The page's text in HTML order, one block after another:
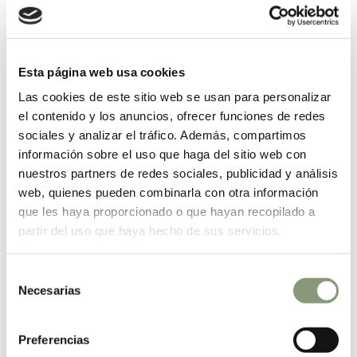
Esta página web usa cookies
Las cookies de este sitio web se usan para personalizar
el contenido y los anuncios, ofrecer funciones de redes
sociales y analizar el tráfico. Además, compartimos
información sobre el uso que haga del sitio web con
nuestros partners de redes sociales, publicidad y análisis
web, quienes pueden combinarla con otra información
que les haya proporcionado o que hayan recopilado a
partir del uso que haya hecho de sus servicios.
Necesarias
Preferencias
queconvierten los desechos en un recurso valioso
para la agricultura o la jardinería.
restaurantes y catering), estas máquinas son una
herramienta clave para reducir su huella ambiental y
gestionar los residuos de manera más responsable. Los
hogares también pueden beneficiarse, incorporando
prácticas de compostaje que no solo eliminan
desperdicios, sino que enriquecen el suelo del jardín o
huerto urbano.
Beneficios del compostaje
para empresas y
Reducción del impacto ambiental
: Al transformar
estos acaben en los vertederos, reduciendo las
emisiones de gases de efecto invernadero.